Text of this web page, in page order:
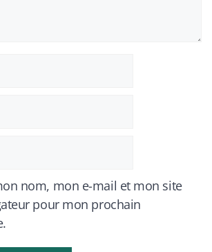
nom, mon e-mail et mon site
pour mon prochain